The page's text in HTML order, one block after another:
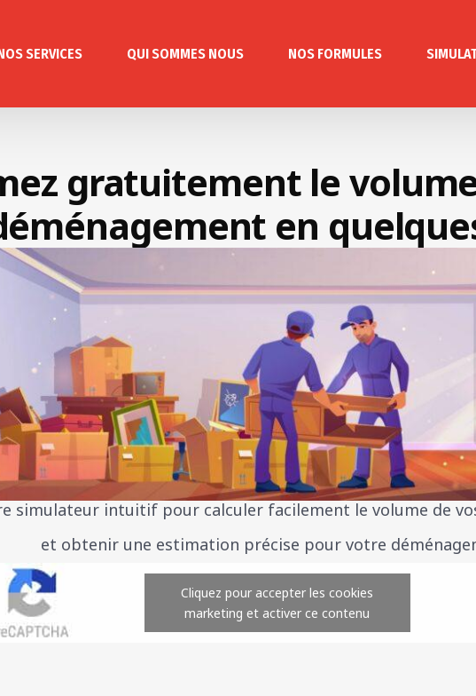
SERVICES QUI SOMMES NOUS NOS FORMULES
gratuitement le
en
simulateur intuitif pour calculer facilement le volume de
et obtenir une estimation précise pour votre
Cliquez pour accepter les cookies
marketing et activer ce contenu